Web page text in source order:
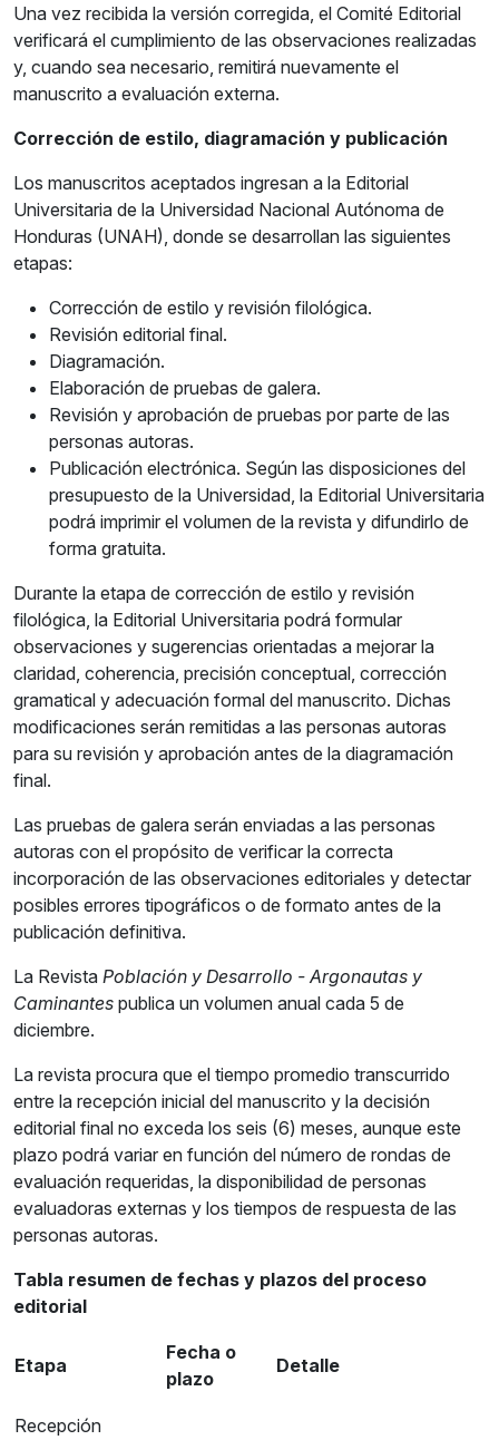
Una vez recibida la versión corregida, el Comité Editorial
verificará el cumplimiento de las observaciones realizadas
y, cuando sea necesario, remitirá nuevamente el
manuscrito a evaluación externa.
Corrección de estilo, diagramación y publicación
Los manuscritos aceptados ingresan a la Editorial
Universitaria de la Universidad Nacional Autónoma de
Honduras (UNAH), donde se desarrollan las siguientes
etapas:
Corrección de estilo y revisión filológica.
Revisión editorial final.
Diagramación.
Elaboración de pruebas de galera.
Revisión y aprobación de pruebas por parte de las
personas autoras.
Publicación electrónica. Según las disposiciones del
presupuesto de la Universidad, la Editorial Universitaria
podrá imprimir el volumen de la revista y difundirlo de
forma gratuita.
Durante la etapa de corrección de estilo y revisión
filológica, la Editorial Universitaria podrá formular
observaciones y sugerencias orientadas a mejorar la
claridad, coherencia, precisión conceptual, corrección
gramatical y adecuación formal del manuscrito. Dichas
modificaciones serán remitidas a las personas autoras
para su revisión y aprobación antes de la diagramación
final.
Las pruebas de galera serán enviadas a las personas
autoras con el propósito de verificar la correcta
incorporación de las observaciones editoriales y detectar
posibles errores tipográficos o de formato antes de la
publicación definitiva.
La Revista Población y Desarrollo - Argonautas y
Caminantes publica un volumen anual cada 5 de
diciembre.
La revista procura que el tiempo promedio transcurrido
entre la recepción inicial del manuscrito y la decisión
editorial final no exceda los seis (6) meses, aunque este
plazo podrá variar en función del número de rondas de
evaluación requeridas, la disponibilidad de personas
evaluadoras externas y los tiempos de respuesta de las
personas autoras.
Tabla resumen de fechas y plazos del proceso
editorial
Etapa
Fecha o
plazo
Detalle
Recepción